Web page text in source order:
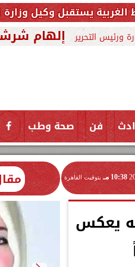
وزارة الصحة الجديدة
ورئيس التحرير إلهام
فن صحة وطب
10:38 مـ بتوقيت القاهرة
الرئيس السيسي بصرف 300 جنيه يعكس